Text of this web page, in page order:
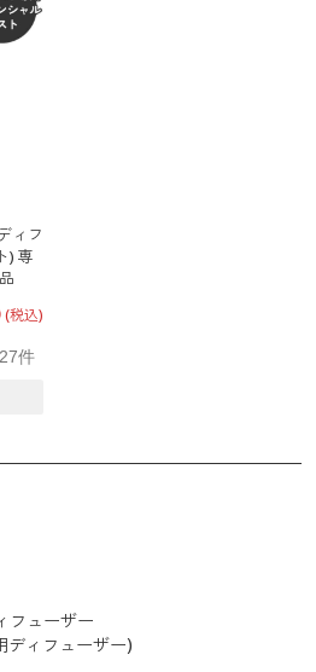
適に過ごしたい
・ハング
ト
フューザー
法
マ
ブリック用
クミスト
ルライト
ープ
アロマ-眠り-
アロマ
ップ
水ジアケア
ィフ
) 専
(税込)
27件
フューザー
ディフューザー)